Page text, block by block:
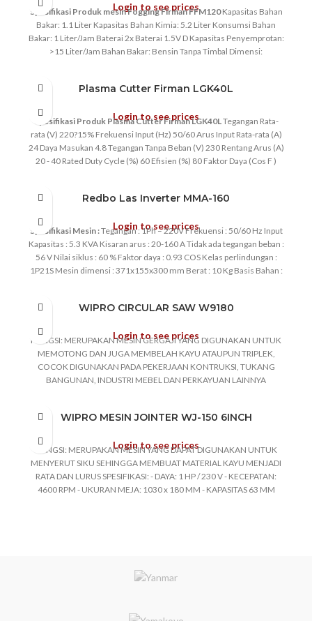
Login to see prices
Spesifikasi Produk mesin Fogging Firman FFM120Kapasitas Bahan
Bakar: 1.1 Liter Kapasitas Bahan Kimia: 5.2 Liter Konsumsi Bahan
Bakar: 1 Liter/Jam Baterai 2x Baterai 1.5V D Kapasitas Penyemprotan:
>15 Liter/Jam Bahan Bakar: Bensin Tanpa Timbal Dimensi:
Plasma Cutter Firman LGK40L
Login to see prices
Spesifikasi Produk Plasma Cutter Firman LGK40LTegangan Rata-
rata (V) 220?15% Frekuensi Input (Hz) 50/60 Arus Input Rata-rata (A)
24 Daya Masukan 4.8 Tegangan Tanpa Beban (V) 230 Rentang Arus (A)
20 - 40 Rated Duty Cycle (%) 60 Efisien (%) 80 Faktor Daya (Cos F )
Berat 9
Redbo Las Inverter MMA-160
Login to see prices
Spesifikasi Mesin :Tegangan : 1Ph – 220V Frekuensi : 50/60 Hz Input
Kapasitas : 5.3 KVA Kisaran arus : 20-160 A Tidak ada tegangan beban :
56 V Nilai siklus : 60 % Faktor daya : 0.93 COS Kelas perlindungan :
1P21S Mesin dimensi : 371x155x300 mm Berat : 10 Kg Basis Bahan :
WIPRO CIRCULAR SAW W9180
Login to see prices
FUNGSI: MERUPAKAN MESIN GERGAJI YANG DIGUNAKAN UNTUK
MEMOTONG DAN JUGA MEMBELAH KAYU ATAUPUN TRIPLEK,
COCOK DIGUNAKAN PADA PEKERJAAN KONTRUKSI, TUKANG
BANGUNAN, INDUSTRI MEBEL DAN PERKAYUAN LAINNYA
TEGANGAN: 220 VOLT - KECEPATAN TANPA BEBAN: 5000 RPM
WIPRO MESIN JOINTER WJ-150 6INCH
Login to see prices
FUNGSI: MERUPAKAN MESIN YANG DAPAT DIGUNAKAN UNTUK
MENYERUT SIKU SEHINGGA MEMBUAT MATERIAL KAYU MENJADI
RATA DAN LURUS SPESIFIKASI: - DAYA: 1 HP / 230 V - KECEPATAN:
4600 RPM - UKURAN MEJA: 1030 x 180 MM - KAPASITAS 63 MM